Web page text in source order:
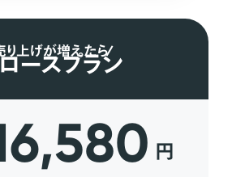
り上げが増えたら
ースプラン
円